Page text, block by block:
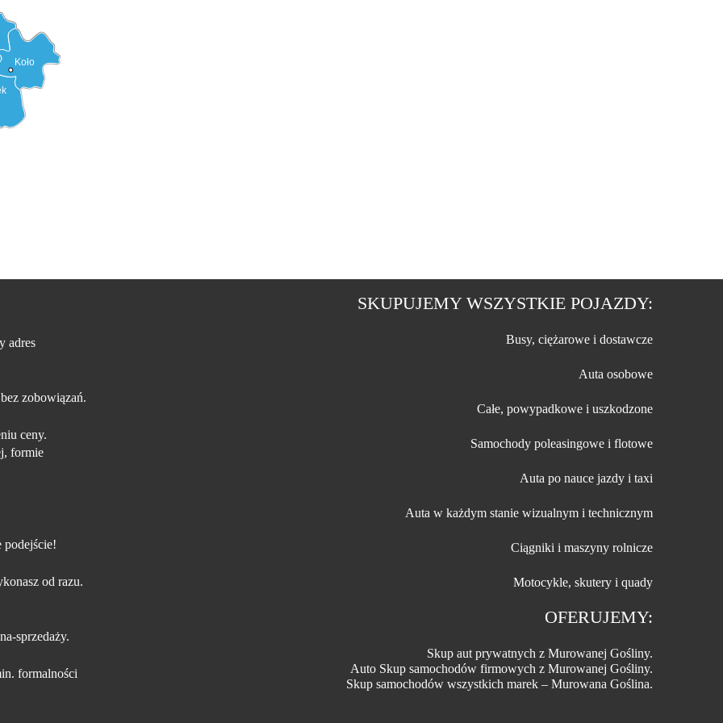
Koło
adres
zobowiązań.
ceny.
formie
podejście!
od razu.
sprzedaży.
formalności
SKUPUJEMY WSZYSTKIE POJAZDY:
Busy, ciężarowe i dostawcze
Auta osobowe
Całe, powypadkowe i uszkodzone
Samochody poleasingowe i flotowe
Auta po nauce jazdy i taxi
Auta w każdym stanie wizualnym i technicznym
Ciągniki i maszyny rolnicze
Motocykle, skutery i quady
OFERUJEMY:
Skup aut prywatnych z Murowanej Gośliny.
Auto Skup samochodów firmowych z Murowanej Gośliny.
Skup samochodów wszystkich marek – Murowana Goślina.